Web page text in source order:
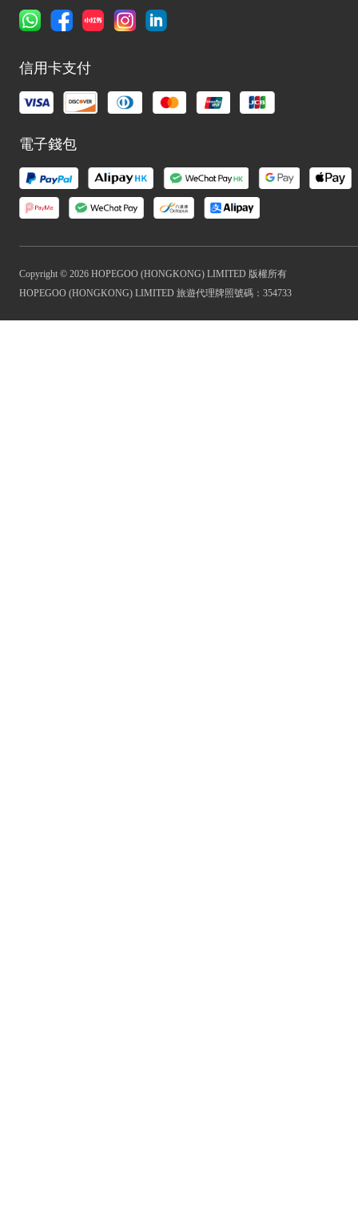
信用卡支付
電子錢包
Copyright © 2026 HOPEGOO (HONGKONG) LIMITED 版權所有
HOPEGOO (HONGKONG) LIMITED 旅遊代理牌照號碼：354733